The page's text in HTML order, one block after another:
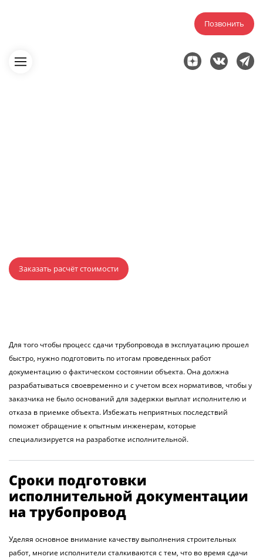
Позвонить
Заказать расчёт стоимости
Для того чтобы процесс сдачи трубопровода в эксплуатацию прошел
быстро, нужно подготовить по итогам проведенных работ
документацию о фактическом состоянии объекта. Она должна
разрабатываться своевременно и с учетом всех нормативов, чтобы у
заказчика не было оснований для задержки выплат исполнителю и
отказа в приемке объекта. Избежать неприятных последствий
поможет обращение к опытным инженерам, которые
специализируется на разработке исполнительной.
Сроки подготовки
исполнительной документации
на трубопровод
Уделяя основное внимание качеству выполнения строительных
работ, многие исполнители сталкиваются с тем, что во время сдачи